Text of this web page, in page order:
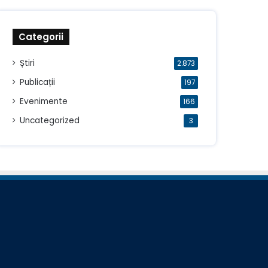
Categorii
Știri 2.873
Publicații 197
Evenimente 166
Uncategorized 3